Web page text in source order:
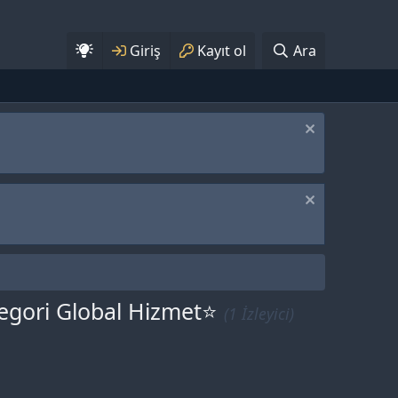
Giriş Kayıt ol Ara
Global Hizmet⭐ (1 İzleyici)